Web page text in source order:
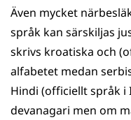
Även mycket
språk kan särskiljas
skrivs kroatiska och
alfabetet medan
Hindi (officiellt språk i
devanagari men om